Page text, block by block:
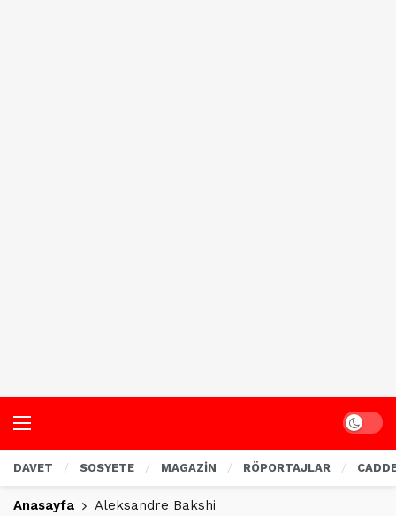
Dark
DAVET SOSYETE MAGAZİN RÖPORTAJLAR
Anasayfa Aleksandre Bakshi